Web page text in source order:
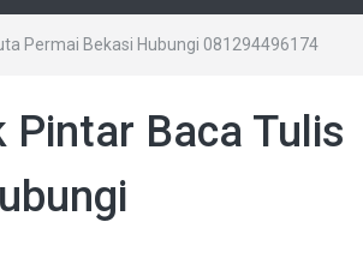
Permai Bekasi Hubungi 081294496174
Pintar Baca Tulis